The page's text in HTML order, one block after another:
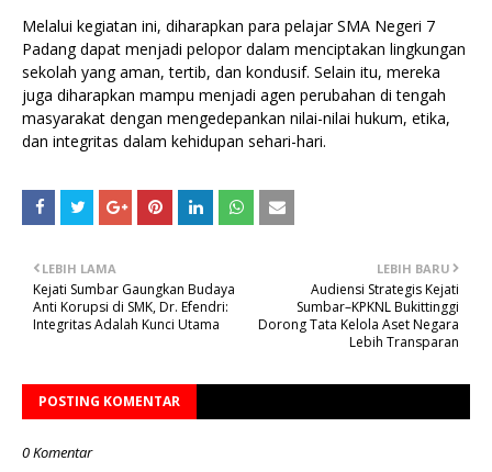
Melalui kegiatan ini, diharapkan para pelajar SMA Negeri 7
Padang dapat menjadi pelopor dalam menciptakan lingkungan
sekolah yang aman, tertib, dan kondusif. Selain itu, mereka
juga diharapkan mampu menjadi agen perubahan di tengah
masyarakat dengan mengedepankan nilai-nilai hukum, etika,
dan integritas dalam kehidupan sehari-hari.
LEBIH BARU
Audiensi Strategis Kejati
Sumbar–KPKNL Bukittinggi
Dorong Tata Kelola Aset Negara
Lebih Transparan
LEBIH LAMA
Kejati Sumbar Gaungkan Budaya
Anti Korupsi di SMK, Dr. Efendri:
Integritas Adalah Kunci Utama
POSTING KOMENTAR
0 Komentar